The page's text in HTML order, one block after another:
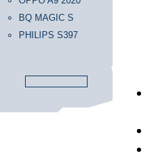
BQ MAGIC S
PHILIPS S397